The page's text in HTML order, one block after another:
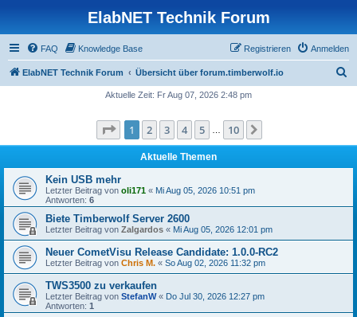
ElabNET Technik Forum
FAQ Knowledge Base Anmelden
Registrieren
ElabNET Technik Forum Übersicht über forum.timberwolf.io
e
Aktuelle Zeit: Fr Aug 07, 2026 2:48 pm
Seite 1von 10
1 2 3 4 5 10
Aktuelle Themen
Kein USB mehr
Letzter Beitrag von oli171 « Mi Aug 05, 2026 10:51 pm
Antworten: 6
Biete Timberwolf Server 2600
Letzter Beitrag von Zalgardos « Mi Aug 05, 2026 12:01 pm
Neuer CometVisu Release Candidate: 1.0.0-RC2
Letzter Beitrag von Chris M. « So Aug 02, 2026 11:32 pm
TWS3500 zu verkaufen
Letzter Beitrag von StefanW« Do Jul 30, 2026 12:27 pm
Antworten: 1